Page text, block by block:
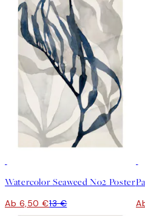
Watercolor Seaweed No2 Poster
Ab 6,50 €13 €